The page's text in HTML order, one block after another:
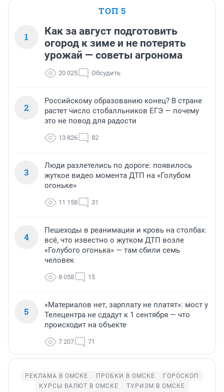
ТОП 5
1
Как за август подготовить
огород к зиме и не потерять
урожай — советы агронома
20 025 Обсудить
2
Российскому образованию конец? В стране
растет число стобалльников ЕГЭ — почему
это не повод для радости
13 826 82
3
Люди разлетелись по дороге: появилось
жуткое видео момента ДТП на «Голубом
огоньке»
11 158 31
4
Пешеходы в реанимации и кровь на столбах:
всё, что известно о жутком ДТП возле
«Голубого огонька» — там сбили семь
человек
8 058 15
5
«Материалов нет, зарплату не платят»: мост у
Телецентра не сдадут к 1 сентября — что
происходит на объекте
7 207 71
РЕКЛАМА В ОМСКЕ ПРОБКИ В ОМСКЕ
ГОРОСКОП
КУРСЫ ВАЛЮТ В ОМСКЕ
ТУРИЗМ В ОМСКЕ